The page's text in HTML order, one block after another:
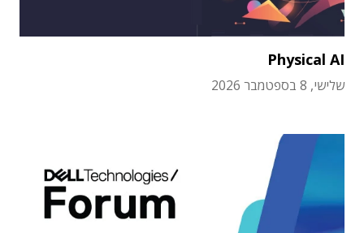
Physical AI
שלישי, 8 בספטמבר 2026